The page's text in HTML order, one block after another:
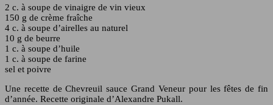
2 c. à soupe de vinaigre de vin vieux
150 g de crème fraîche
4 c. à soupe d’airelles au naturel
10 g de beurre
1 c. à soupe d’huile
1 c. à soupe de farine
sel et poivre
Une recette de Chevreuil sauce Grand Veneur pour les fêtes de fin
d’année. Recette originale d’Alexandre Pukall.